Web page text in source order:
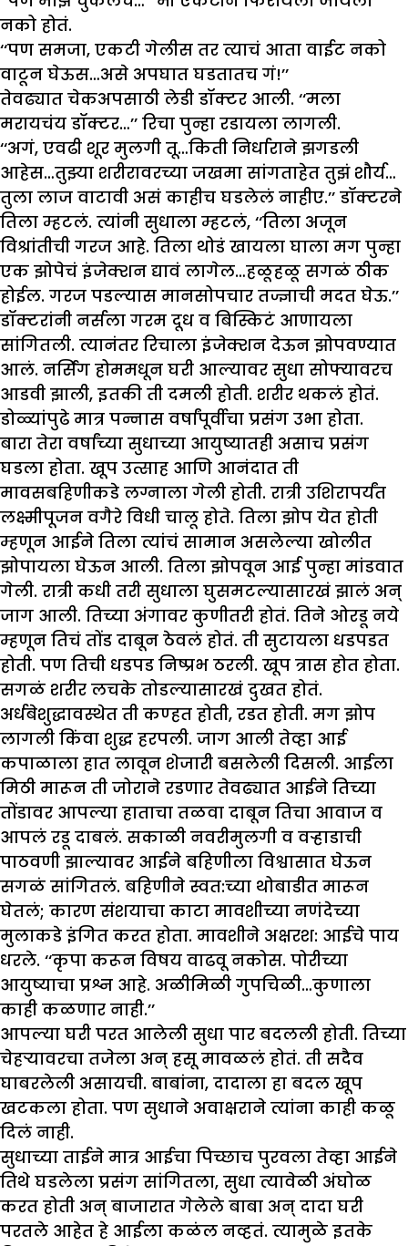
नको होतं.
‘‘पण समजा, एकटी गेलीस तर त्याचं आता वाईट नको
वाटून घेऊस…असे अपघात घडतातच गं!’’
तेवढ्यात चेकअपसाठी लेडी डॉक्टर आली. ‘‘मला
मरायचंय डॉक्टर…’’ रिचा पुन्हा रडायला लागली.
‘‘अगं, एवढी शूर मुलगी तू…किती निर्धाराने झगडली
आहेस…तुझ्या शरीरावरच्या जखमा सांगताहेत तुझं शौर्य…
तुला लाज वाटावी असं काहीच घडलेलं नाहीए.’’ डॉक्टरने
तिला म्हटलं. त्यांनी सुधाला म्हटलं, ‘‘तिला अजून
विश्रांतीची गरज आहे. तिला थोडं खायला घाला मग पुन्हा
एक झोपेचं इंजेक्शन द्यावं लागेल…हळूहळू सगळं ठीक
होईल. गरज पडल्यास मानसोपचार तज्ज्ञाची मदत घेऊ.’’
डॉक्टरांनी नर्सला गरम दूध व बिस्किटं आणायला
सांगितली. त्यानंतर रिचाला इंजेक्शन देऊन झोपवण्यात
आलं. नर्सिंग होममधून घरी आल्यावर सुधा सोफ्यावरच
आडवी झाली, इतकी ती दमली होती. शरीर थकलं होतं.
डोळ्यांपुढे मात्र पन्नास वर्षांपूर्वीचा प्रसंग उभा होता.
बारा तेरा वर्षांच्या सुधाच्या आयुष्यातही असाच प्रसंग
घडला होता. खूप उत्साह आणि आनंदात ती
मावसबहिणीकडे लग्नाला गेली होती. रात्री उशिरापर्यंत
लक्ष्मीपूजन वगैरे विधी चालू होते. तिला झोप येत होती
म्हणून आईने तिला त्यांचं सामान असलेल्या खोलीत
झोपायला घेऊन आली. तिला झोपवून आई पुन्हा मांडवात
गेली. रात्री कधी तरी सुधाला घुसमटल्यासारखं झालं अन्
जाग आली. तिच्या अंगावर कुणीतरी होतं. तिने ओरडू नये
म्हणून तिचं तोंड दाबून ठेवलं होतं. ती सुटायला धडपडत
होती. पण तिची धडपड निष्प्रभ ठरली. खूप त्रास होत होता.
सगळं शरीर लचके तोडल्यासारखं दुखत होतं.
अर्धबेशुद्धावस्थेत ती कण्हत होती, रडत होती. मग झोप
लागली किंवा शुद्ध हरपली. जाग आली तेव्हा आई
कपाळाला हात लावून शेजारी बसलेली दिसली. आईला
मिठी मारून ती जोराने रडणार तेवढ्यात आईने तिच्या
तोंडावर आपल्या हाताचा तळवा दाबून तिचा आवाज व
आपलं रडू दाबलं. सकाळी नवरीमुलगी व वऱ्हाडाची
पाठवणी झाल्यावर आईने बहिणीला विश्वासात घेऊन
सगळं सांगितलं. बहिणीने स्वत:च्या थोबाडीत मारून
घेतलं; कारण संशयाचा काटा मावशीच्या नणंदेच्या
मुलाकडे इंगित करत होता. मावशीने अक्षरश: आईचे पाय
धरले. ‘‘कृपा करून विषय वाढवू नकोस. पोरीच्या
आयुष्याचा प्रश्न आहे. अळीमिळी गुपचिळी…कुणाला
काही कळणार नाही.’’
आपल्या घरी परत आलेली सुधा पार बदलली होती. तिच्या
चेहऱ्यावरचा तजेला अन् हसू मावळलं होतं. ती सदैव
घाबरलेली असायची. बाबांना, दादाला हा बदल खूप
खटकला होता. पण सुधाने अवाक्षराने त्यांना काही कळू
दिलं नाही.
सुधाच्या ताईने मात्र आईचा पिच्छाच पुरवला तेव्हा आईने
तिथे घडलेला प्रसंग सांगितला, सुधा त्यावेळी अंघोळ
करत होती अन् बाजारात गेलेले बाबा अन् दादा घरी
परतले आहेत हे आईला कळंल नव्हतं. त्यामुळे इतके